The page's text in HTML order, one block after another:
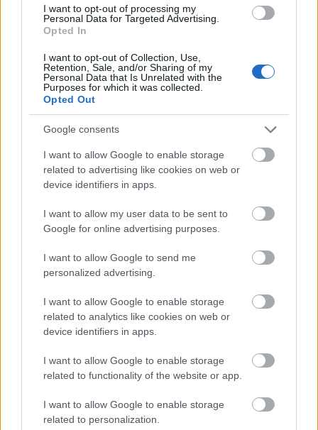
I want to opt-out of processing my
Personal Data for Targeted Advertising.
Opted In
I want to opt-out of Collection, Use,
Retention, Sale, and/or Sharing of my
Personal Data that Is Unrelated with the
Purposes for which it was collected.
Opted Out
Google consents
I want to allow Google to enable storage
related to advertising like cookies on web or
device identifiers in apps.
I want to allow my user data to be sent to
Google for online advertising purposes.
I want to allow Google to send me
personalized advertising.
I want to allow Google to enable storage
related to analytics like cookies on web or
device identifiers in apps.
I want to allow Google to enable storage
related to functionality of the website or app.
I want to allow Google to enable storage
related to personalization.
❤️ Συνδυάζοντας τις αρχές της καλής ζωής, του εὖ
ζῆν (f-zeen) στα αρχαία ελληνικά, και την ομορφιά
της αφρικανικής φύσης, τοF-ZeenBoutique Hotel
Zanzibarπροσφέρει έναν τροπικό παράδεισο
κρυμμένο στοχωριό Uroa